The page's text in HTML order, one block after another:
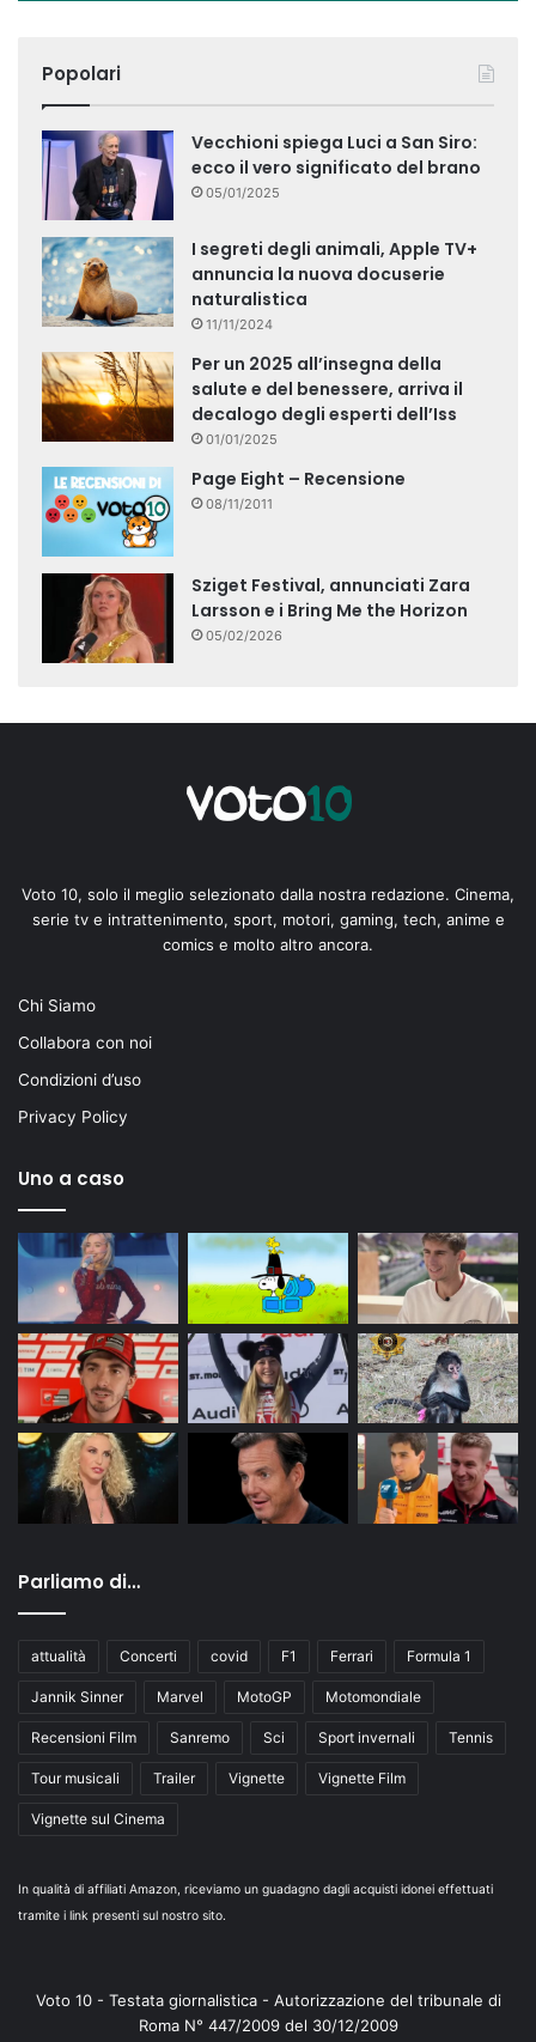
Popolari
Vecchioni spiega Luci a San Siro:
ecco il vero significato del brano
05/01/2025
I segreti degli animali, Apple TV+
annuncia la nuova docuserie
naturalistica
11/11/2024
Per un 2025 all’insegna della
salute e del benessere, arriva il
decalogo degli esperti dell’Iss
01/01/2025
Page Eight – Recensione
08/11/2011
Sziget Festival, annunciati Zara
Larsson e i Bring Me the Horizon
05/02/2026
Voto 10, solo il meglio selezionato dalla nostra redazione. Cinema,
serie tv e intrattenimento, sport, motori, gaming, tech, anime e
comics e molto altro ancora.
Chi Siamo
Collabora con noi
Condizioni d’uso
Privacy Policy
Uno a caso
Parliamo di…
attualità Concerti covid F1 Ferrari Formula 1
Jannik Sinner Marvel MotoGP Motomondiale
Recensioni Film Sanremo Sci Sport invernali Tennis
Tour musicali Trailer Vignette Vignette Film
Vignette sul Cinema
In qualità di affiliati Amazon, riceviamo un guadagno dagli acquisti idonei effettuati
tramite i link presenti sul nostro sito.
Voto 10 - Testata giornalistica - Autorizzazione del tribunale di
Roma N° 447/2009 del 30/12/2009